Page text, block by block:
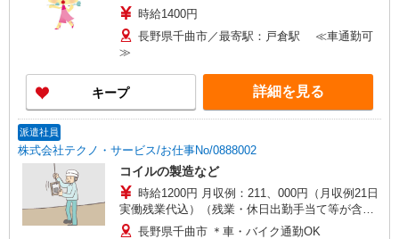
時給1400円
長野県千曲市／最寄駅：戸倉駅 ≪車通勤可
≫
キープ 詳細を見る
派遣社員
株式会社テクノ・サービス/お仕事No/0888002
コイルの製造など
時給1200円 月収例：211、000円（月収例21日
実働残業代込）（残業・休日出勤手当て等が含ま
れています） 交通費全額支給
長野県千曲市 ＊車・バイク通勤OK